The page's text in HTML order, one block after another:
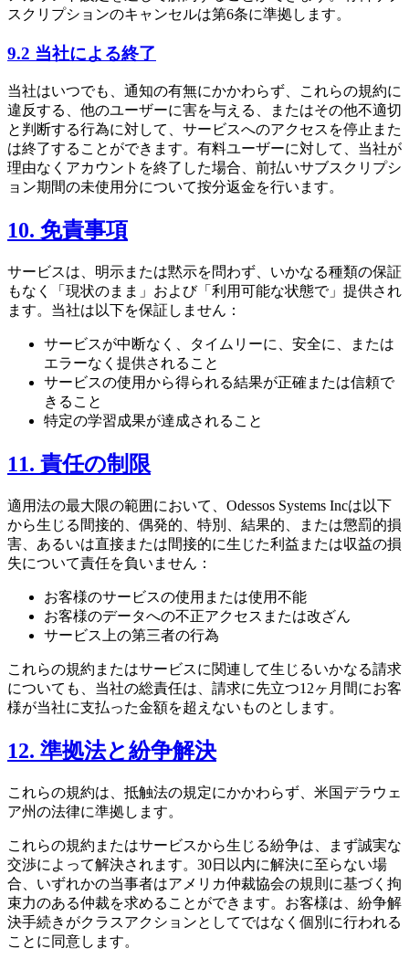
スクリプションのキャンセルは第6条に準拠します。
9.2 当社による終了
当社はいつでも、通知の有無にかかわらず、これらの規約に
違反する、他のユーザーに害を与える、またはその他不適切
と判断する行為に対して、サービスへのアクセスを停止また
は終了することができます。有料ユーザーに対して、当社が
理由なくアカウントを終了した場合、前払いサブスクリプシ
ョン期間の未使用分について按分返金を行います。
10. 免責事項
サービスは、明示または黙示を問わず、いかなる種類の保証
もなく「現状のまま」および「利用可能な状態で」提供され
ます。当社は以下を保証しません：
サービスが中断なく、タイムリーに、安全に、または
エラーなく提供されること
サービスの使用から得られる結果が正確または信頼で
きること
特定の学習成果が達成されること
11. 責任の制限
適用法の最大限の範囲において、Odessos Systems Incは以下
から生じる間接的、偶発的、特別、結果的、または懲罰的損
害、あるいは直接または間接的に生じた利益または収益の損
失について責任を負いません：
お客様のサービスの使用または使用不能
お客様のデータへの不正アクセスまたは改ざん
サービス上の第三者の行為
これらの規約またはサービスに関連して生じるいかなる請求
についても、当社の総責任は、請求に先立つ12ヶ月間にお客
様が当社に支払った金額を超えないものとします。
12. 準拠法と紛争解決
これらの規約は、抵触法の規定にかかわらず、米国デラウェ
ア州の法律に準拠します。
これらの規約またはサービスから生じる紛争は、まず誠実な
交渉によって解決されます。30日以内に解決に至らない場
合、いずれかの当事者はアメリカ仲裁協会の規則に基づく拘
束力のある仲裁を求めることができます。お客様は、紛争解
決手続きがクラスアクションとしてではなく個別に行われる
ことに同意します。